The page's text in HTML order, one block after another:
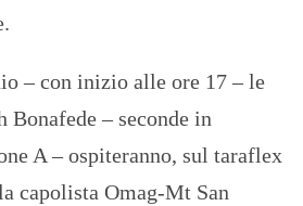
– con inizio alle ore 17 – le
Bonafede – seconde in
A – ospiteranno, sul taraflex
capolista Omag-Mt San